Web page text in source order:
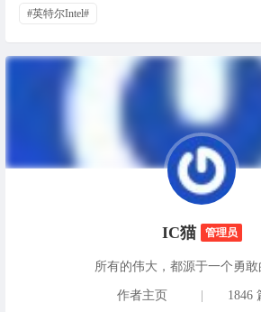
#英特尔Intel#
IC猫 管理员
所有的伟大，都源于一个勇敢
作者主页 1846